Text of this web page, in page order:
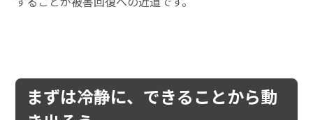
まずは冷静に、できることから動